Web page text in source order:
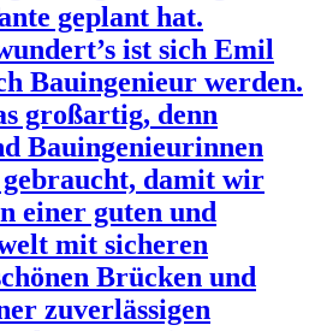
geplant hat.
ist sich Emil
Bauingenieur werden.
großartig, denn
Bauingenieurinnen
damit wir
einer guten und
mit sicheren
Brücken und
zuverlässigen